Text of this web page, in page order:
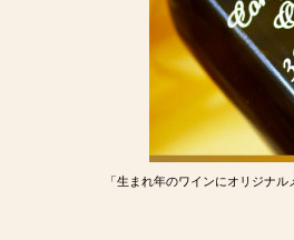
「生まれ年のワインにオリジナ